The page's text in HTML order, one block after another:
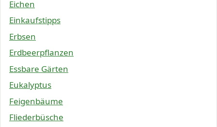
Eichen
Einkaufstipps
Erbsen
Erdbeerpflanzen
Essbare Gärten
Eukalyptus
Feigenbäume
Fliederbüsche